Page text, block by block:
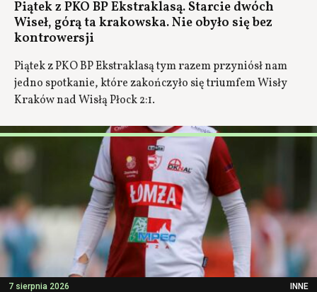
Piątek z PKO BP Ekstraklasą. Starcie dwóch
Wiseł, górą ta krakowska. Nie obyło się bez
kontrowersji
Piątek z PKO BP Ekstraklasą tym razem przyniósł nam
jedno spotkanie, które zakończyło się triumfem Wisły
Kraków nad Wisłą Płock 2:1.
7 sierpnia 2026 INNE